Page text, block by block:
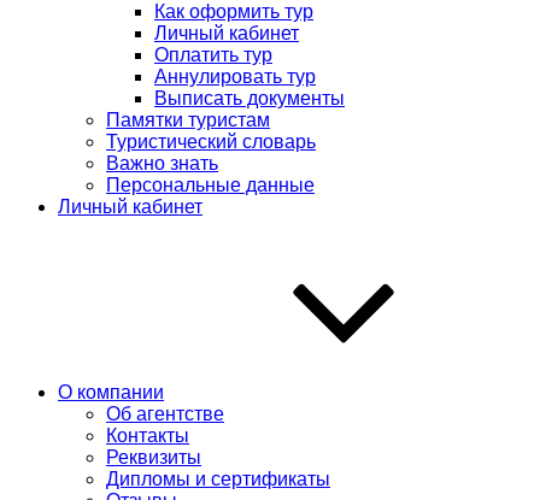
Как оформить тур
Личный кабинет
Оплатить тур
Аннулировать тур
Выписать документы
Памятки туристам
Туристический словарь
Важно знать
Персональные данные
Личный кабинет
О компании
Об агентстве
Контакты
Реквизиты
Дипломы и сертификаты